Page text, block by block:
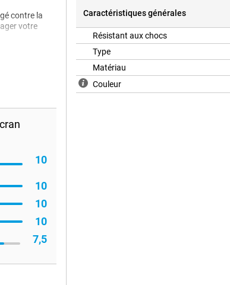
contre la
votre
10
10
10
10
7,5
Caractéristiques générales
Résistant aux chocs
Type
Matériau
Couleur